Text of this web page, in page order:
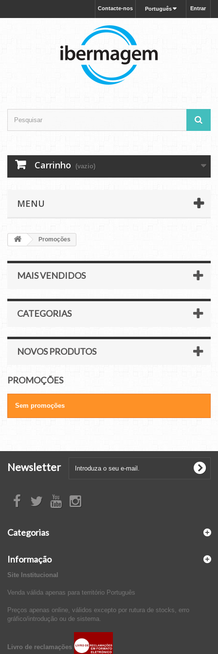
Entrar
Português
Contacte-nos
Carrinho (vazio)
MENU
Promoções
MAIS VENDIDOS
CATEGORIAS
NOVOS PRODUTOS
PROMOÇÕES
Sem promoções
Newsletter
Categorias
Informação
Site Institucional
Venda válida apenas para território Português
Preços apenas online, válidos excepto por rutura de stocks, erro
gráfico/introdução ou de sistema.
Livro de reclamações